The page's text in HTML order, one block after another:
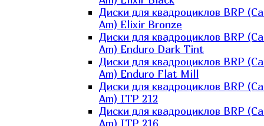
Диски для квадроциклов BRP
Am) Elixir Bronze
Диски для квадроциклов BRP
Am) Enduro Dark Tint
Диски для квадроциклов BRP
Am) Enduro Flat Mill
Диски для квадроциклов BRP
Am) ITP 212
Диски для квадроциклов BRP
Am) ITP 216